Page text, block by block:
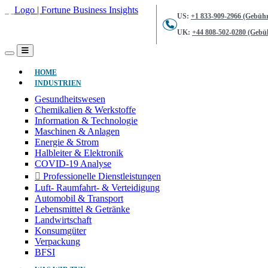
US: +1 833-909-2966
UK: +44 808-502-0280
HOME(AKTUELL)
INDUSTRIEN
Gesundheitswesen
Chemikalien & Werkstoffe
Information & Technologie
Maschinen & Anlagen
Energie & Strom
Halbleiter & Elektronik
COVID-19 Analyse
Professionelle Dienstleistungen
Luft- Raumfahrt- & Verteidigung
Automobil & Transport
Lebensmittel & Getränke
Landwirtschaft
Konsumgüter
Verpackung
BFSI